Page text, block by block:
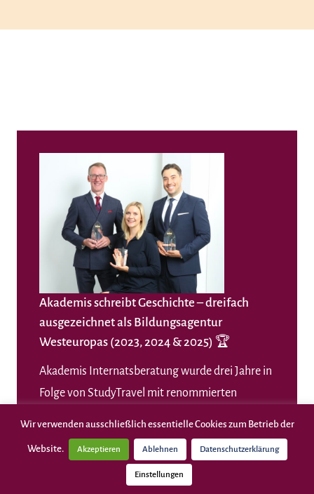
Akademis schreibt Geschichte – dreifach
ausgezeichnet als Bildungsagentur
Westeuropas (2023, 2024 & 2025) 🏆
Akademis Internatsberatung wurde drei Jahre in
Folge von StudyTravel mit renommierten
2025 & 2024:Gewinner des StudyTravel
Secondary School Awards (Kategorie
„Bildungsagentur Westeuropas“)
Wir verwenden ausschließlich essentielle Cookies zum Betrieb der
Website. Akzeptieren Ablehnen Datenschutzerklärung
Einstellungen